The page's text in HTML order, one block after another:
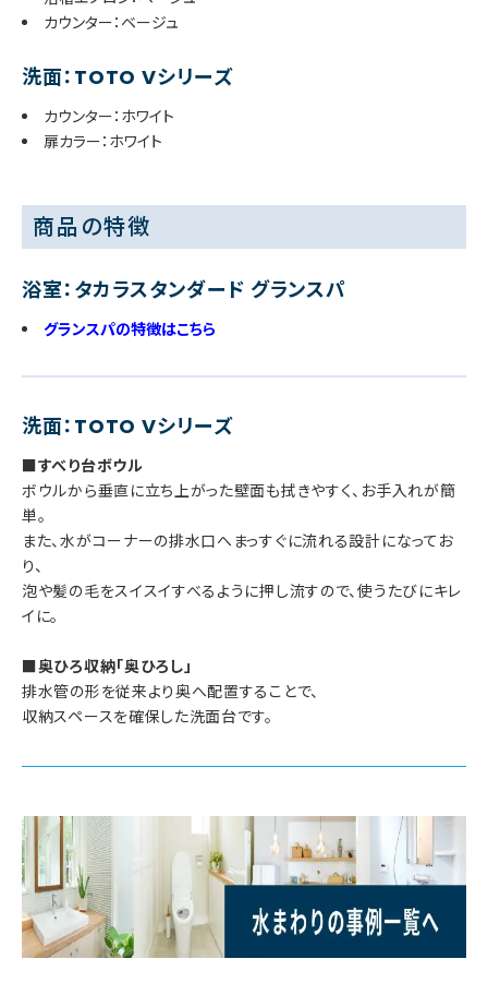
カウンター：ベージュ
洗面：TOTO Vシリーズ
カウンター：ホワイト
扉カラー：ホワイト
商品の特徴
浴室：タカラスタンダード グランスパ
グランスパの特徴はこちら
洗面：TOTO Vシリーズ
■すべり台ボウル
ボウルから垂直に立ち上がった壁面も拭きやすく、お手入れが簡
単。
また、水がコーナーの排水口へまっすぐに流れる設計になってお
り、
泡や髪の毛をスイスイすべるように押し流すので、使うたびにキレ
イに。
■奥ひろ収納「奥ひろし」
排水管の形を従来より奥へ配置することで、
収納スペースを確保した洗面台です。